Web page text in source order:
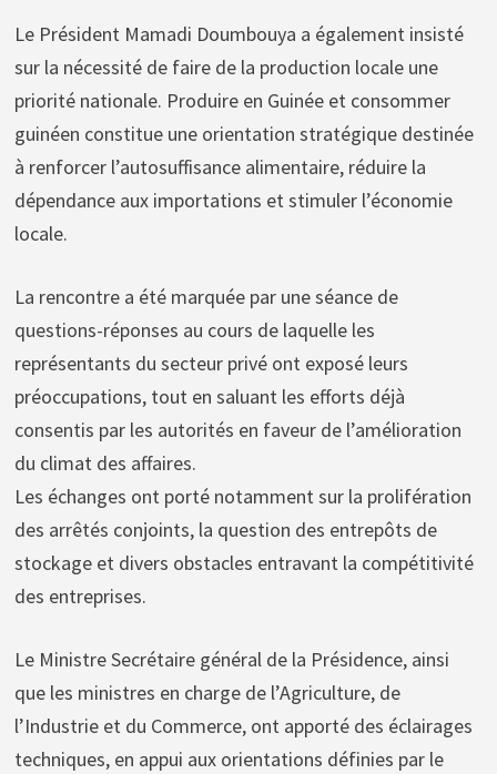
Le Président Mamadi Doumbouya a également insisté
sur la nécessité de faire de la production locale une
priorité nationale. Produire en Guinée et consommer
guinéen constitue une orientation stratégique destinée
à renforcer l’autosuffisance alimentaire, réduire la
dépendance aux importations et stimuler l’économie
locale.
La rencontre a été marquée par une séance de
questions-réponses au cours de laquelle les
représentants du secteur privé ont exposé leurs
préoccupations, tout en saluant les efforts déjà
consentis par les autorités en faveur de l’amélioration
du climat des affaires.
Les échanges ont porté notamment sur la prolifération
des arrêtés conjoints, la question des entrepôts de
stockage et divers obstacles entravant la compétitivité
des entreprises.
Le Ministre Secrétaire général de la Présidence, ainsi
que les ministres en charge de l’Agriculture, de
l’Industrie et du Commerce, ont apporté des éclairages
techniques, en appui aux orientations définies par le